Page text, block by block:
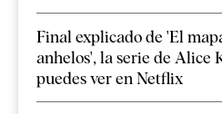
Final explicado de 'El
anhelos', la serie de Alice
puedes ver en Netflix